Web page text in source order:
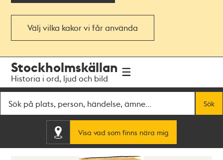
Välj vilka kakor vi får använda
navigationen
huvudinnehållet
Stockholmskällan
Historia i ord, ljud och bild
Sök
Visa vad som finns nära mig